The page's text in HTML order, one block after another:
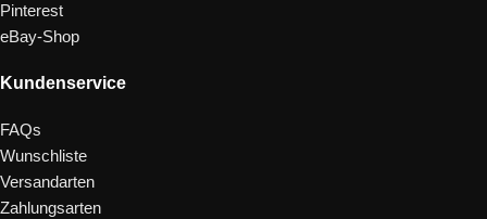
Pinterest
eBay-Shop
Kundenservice
FAQs
Wunschliste
Versandarten
Zahlungsarten